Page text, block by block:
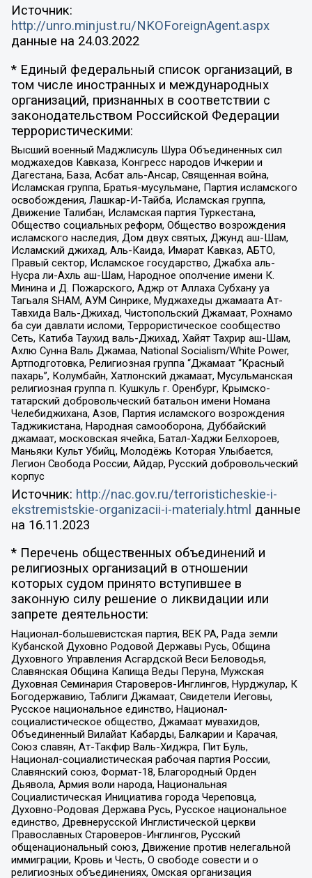
Источник:
http://unro.minjust.ru/NKOForeignAgent.aspx
данные на 24.03.2022
* Единый федеральный список организаций, в
том числе иностранных и международных
организаций, признанных в соответствии с
законодательством Российской Федерации
террористическими:
Высший военный Маджлисуль Шура Объединенных сил
моджахедов Кавказа, Конгресс народов Ичкерии и
Дагестана, База, Асбат аль-Ансар, Священная война,
Исламская группа, Братья-мусульмане, Партия исламского
освобождения, Лашкар-И-Тайба, Исламская группа,
Движение Талибан, Исламская партия Туркестана,
Общество социальных реформ, Общество возрождения
исламского наследия, Дом двух святых, Джунд аш-Шам,
Исламский джихад, Аль-Каида, Имарат Кавказ, АБТО,
Правый сектор, Исламское государство, Джабха аль-
Нусра ли-Ахль аш-Шам, Народное ополчение имени К.
Минина и Д. Пожарского, Аджр от Аллаха Субхану уа
Тагьаля SHAM, АУМ Синрике, Муджахеды джамаата Ат-
Тавхида Валь-Джихад, Чистопольский Джамаат, Рохнамо
ба суи давлати исломи, Террористическое сообщество
Сеть, Катиба Таухид валь-Джихад, Хайят Тахрир аш-Шам,
Ахлю Сунна Валь Джамаа, National Socialism/White Power,
Артподготовка, Религиозная группа “Джамаат “Красный
пахарь”, Колумбайн, Хатлонский джамаат, Мусульманская
религиозная группа п. Кушкуль г. Оренбург, Крымско-
татарский добровольческий батальон имени Номана
Челебиджихана, Азов, Партия исламского возрождения
Таджикистана, Народная самооборона, Дуббайский
джамаат, московская ячейка, Батал-Хаджи Белхороев,
Маньяки Культ Убийц, Молодёжь Которая Улыбается,
Легион Свобода России, Айдар, Русский добровольческий
корпус
Источник: http://nac.gov.ru/terroristicheskie-i-
ekstremistskie-organizacii-i-materialy.html данные
на 16.11.2023
* Перечень общественных объединений и
религиозных организаций в отношении
которых судом принято вступившее в
законную силу решение о ликвидации или
запрете деятельности:
Национал-большевистская партия, ВЕК РА, Рада земли
Кубанской Духовно Родовой Державы Русь, Община
Духовного Управления Асгардской Веси Беловодья,
Славянская Община Капища Веды Перуна, Мужская
Духовная Семинария Староверов-Инглингов, Нурджулар, К
Богодержавию, Таблиги Джамаат, Свидетели Иеговы,
Русское национальное единство, Национал-
социалистическое общество, Джамаат мувахидов,
Объединенный Вилайат Кабарды, Балкарии и Карачая,
Союз славян, Ат-Такфир Валь-Хиджра, Пит Буль,
Национал-социалистическая рабочая партия России,
Славянский союз, Формат-18, Благородный Орден
Дьявола, Армия воли народа, Национальная
Социалистическая Инициатива города Череповца,
Духовно-Родовая Держава Русь, Русское национальное
единство, Древнерусской Инглистической церкви
Православных Староверов-Инглингов, Русский
общенациональный союз, Движение против нелегальной
иммиграции, Кровь и Честь, О свободе совести и о
религиозных объединениях, Омская организация